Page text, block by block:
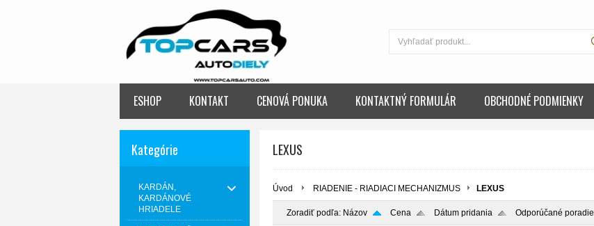
ESHOP KONTAKT CENOVÁ PONUKA KONTAKTNÝ FORMULÁR OBCHODNÉ PODMIENKY
Kategórie
KARDÁN,
KARDÁNOVÉ
HRIADELE
LEXUS
Úvod RIADENIE - RIADIACI MECHANIZMUS LEXUS
Zoradiť podľa: Názov Cena Dátum pridania Odporúčané poradie